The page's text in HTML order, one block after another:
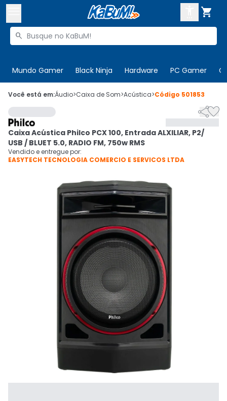

Buscar produtos

Mundo Gamer Black Ninja Hardware PC Gamer
 Olá. Acesse sua conta
 Departamentos
Cupons
Mais Vendidos
Ativar tradutor em libras
CADASTRE-SE
Você está em:Áudio>Caixa de Som>Acústica>Código 501853

Caixa Acústica Philco PCX 100, Entrada ALXILIAR, P2/
USB / BLUET 5.0, RADIO FM, 750w RMS
Vendido e entregue por:
EASYTECH TECNOLOGIA COMERCIO E SERVICOS LTDA